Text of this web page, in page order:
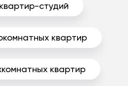
студий
квартир
квартир